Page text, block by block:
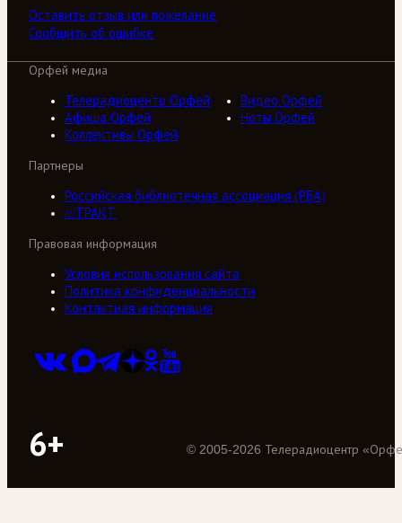
Оставить отзыв или пожелание
Сообщить об ошибке
Орфей медиа
Телерадиоцентр Орфей
Видео Орфей
Афиша Орфей
Ноты Орфей
Коллективы Орфей
Партнеры
Российская библиотечная ассоциация (РБА)
///ТРАКТ
Правовая информация
Условия использования сайта
Политика конфиденциальности
Контактная информация
6+ © 2005-2026 Телерадиоцентр